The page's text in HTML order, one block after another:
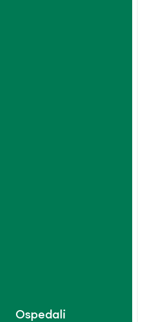
Ospedali